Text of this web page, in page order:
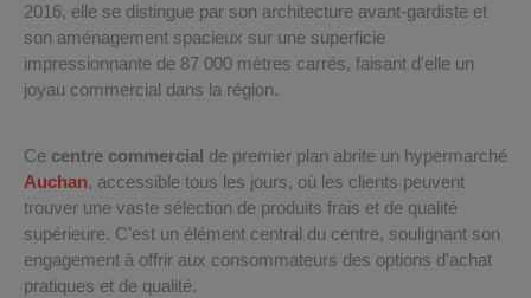
2016, elle se distingue par son architecture avant-gardiste et
son aménagement spacieux sur une superficie
impressionnante de 87 000 mètres carrés, faisant d'elle un
joyau commercial dans la région.
Ce centre commercial de premier plan abrite un hypermarché
Auchan, accessible tous les jours, où les clients peuvent
trouver une vaste sélection de produits frais et de qualité
supérieure. C'est un élément central du centre, soulignant son
engagement à offrir aux consommateurs des options d'achat
pratiques et de qualité.